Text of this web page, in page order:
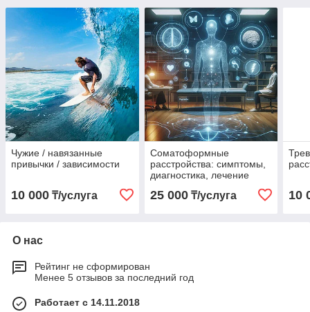
Чужие / навязанные
привычки / зависимости
10 000 ₸/услуга
Соматоформные
расстройства: симптомы,
диагностика, лечение
25 000₸/услуга 10
О нас
Рейтинг не сформирован
Менее 5 отзывов за последний год
Работает с 14.11.2018